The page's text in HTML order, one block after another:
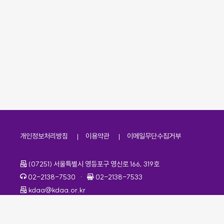
개인정보처리방침 이용약관 이메일무단수집거부
주소
(07251) 서울특별시 영등포구 영신로 166, 319호
전화번호
02-2138-7530 · 팩스번호
02-2138-7533
이메일
kdaa@kdaa.or.kr